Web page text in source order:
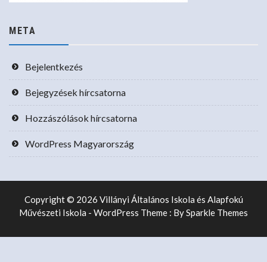
META
Bejelentkezés
Bejegyzések hírcsatorna
Hozzászólások hírcsatorna
WordPress Magyarország
Copyright © 2026 Villányi Általános Iskola és Alapfokú
Művészeti Iskola - WordPress Theme : BySparkle Themes